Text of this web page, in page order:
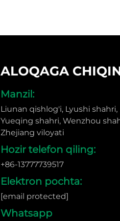
ALOQAGA
Manzil:
Liunan qishlog'i, Lyushi shahri,
Yueqing shahri, Wenzhou
Zhejiang viloyati
Hozir telefon qiling:
+86-13777739517
Elektron pochta:
[email protected]
Whatsapp